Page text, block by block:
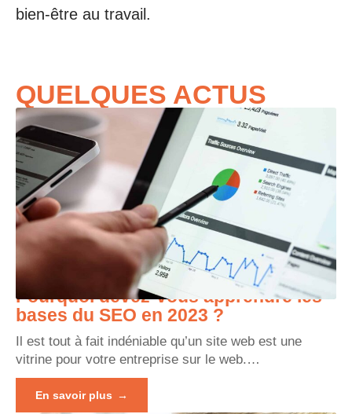
bien-être au travail.
QUELQUES ACTUS
Pourquoi devez-vous apprendre les
bases du SEO en 2023 ?
Il est tout à fait indéniable qu’un site web est une
vitrine pour votre entreprise sur le web.…
En savoir plus